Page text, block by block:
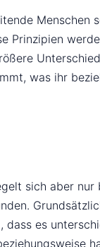
Menschen
Prinzipien
was ihr
sich aber
es